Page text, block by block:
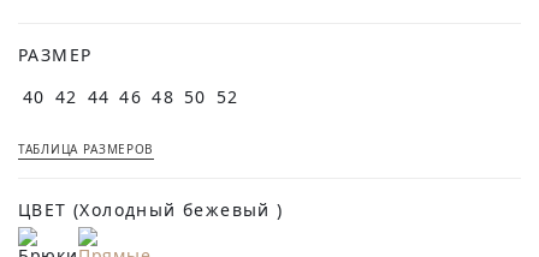
РАЗМЕР
40 42 44 46 48 50 52
ТАБЛИЦА РАЗМЕРОВ
ЦВЕТ (Холодный бежевый )